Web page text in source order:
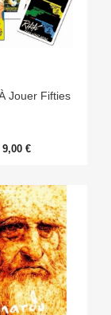
Jouer Fifties
9,00 €